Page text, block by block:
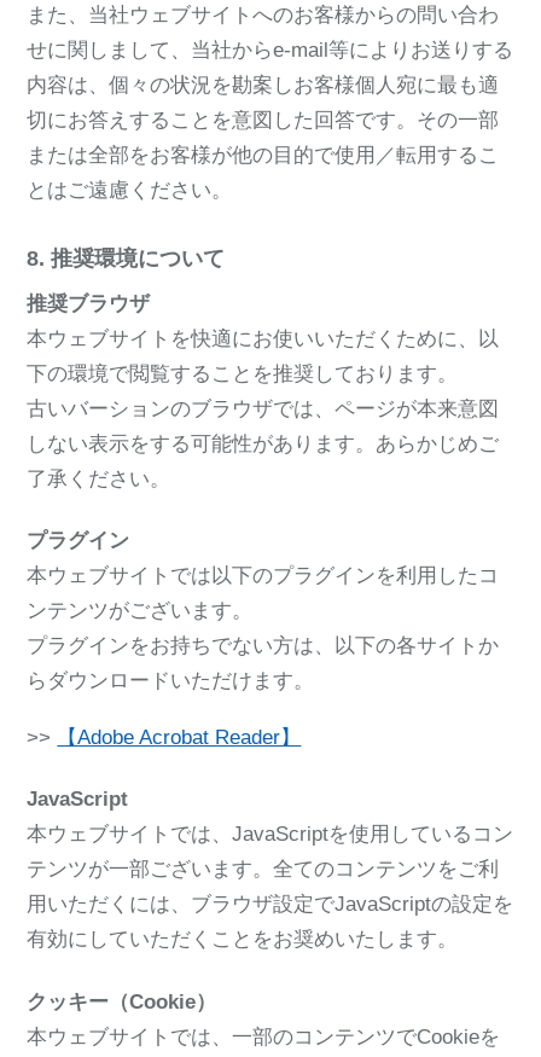
また、当社ウェブサイトへのお客様からの問い合わ
せに関しまして、当社からe-mail等によりお送りする
内容は、個々の状況を勘案しお客様個人宛に最も適
切にお答えすることを意図した回答です。その一部
または全部をお客様が他の目的で使用／転用するこ
とはご遠慮ください。
8. 推奨環境について
推奨ブラウザ
本ウェブサイトを快適にお使いいただくために、以
下の環境で閲覧することを推奨しております。
古いバーションのブラウザでは、ページが本来意図
しない表示をする可能性があります。あらかじめご
了承ください。
プラグイン
本ウェブサイトでは以下のプラグインを利用したコ
ンテンツがございます。
プラグインをお持ちでない方は、以下の各サイトか
らダウンロードいただけます。
>> 【Adobe Acrobat Reader】
JavaScript
本ウェブサイトでは、JavaScriptを使用しているコン
テンツが一部ございます。全てのコンテンツをご利
用いただくには、ブラウザ設定でJavaScriptの設定を
有効にしていただくことをお奨めいたします。
クッキー（Cookie）
本ウェブサイトでは、一部のコンテンツでCookieを